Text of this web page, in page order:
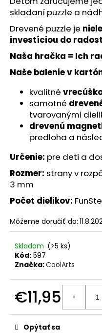
skladaní puzzle a
Drevené puzzle je
investíciou do
Naša hračka = Ich
Naše balenie v
kvalitné
samotné
tvarovanými
drevenú
predloha a
Určenie: pre deti a
Rozmer: strany v
3 mm
Počet dielikov:
Môžeme doručiť do:
Skladom (>5 ks)
Kód: 597
Značka:CoolArts
€11,95
cena:
Opýtať sa
-
SMILERISE
(21
KS)
-
PUZZLE
€12,95